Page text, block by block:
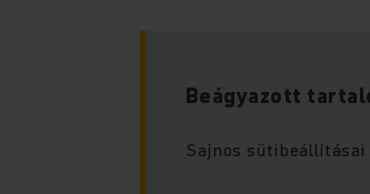
Beágyazott
Sajnos